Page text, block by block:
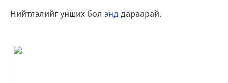
Нийтлэлийг унших бол энддараарай.